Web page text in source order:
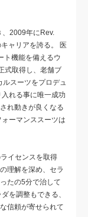
、2009年にRev.
ャリアを誇る。 医
ト機能を備えるウ
式取得し、老舗ブ
スーツをプロデュ
れる事に唯一成功
れ動きが良くなる
ーマンススーツは
イセンスを取得
理解を深め、セラ
たの5分で治して
を調整もできる、
信頼が寄せられて